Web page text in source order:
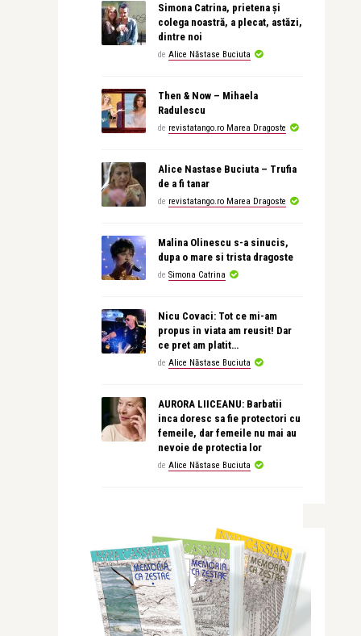
Simona Catrina, prietena și
colega noastră, a plecat, astăzi,
dintre noi
de Alice Năstase Buciuta
Then & Now – Mihaela
Radulescu
de revistatango.ro Marea Dragoste
Alice Nastase Buciuta – Trufia
de a fi tanar
de revistatango.ro Marea Dragoste
Malina Olinescu s-a sinucis,
dupa o mare si trista dragoste
de Simona Catrina
Nicu Covaci: Tot ce mi-am
propus in viata am reusit! Dar
ce pret am platit…
de Alice Năstase Buciuta
AURORA LIICEANU: Barbatii
inca doresc sa fie protectori cu
femeile, dar femeile nu mai au
nevoie de protectia lor
de Alice Năstase Buciuta